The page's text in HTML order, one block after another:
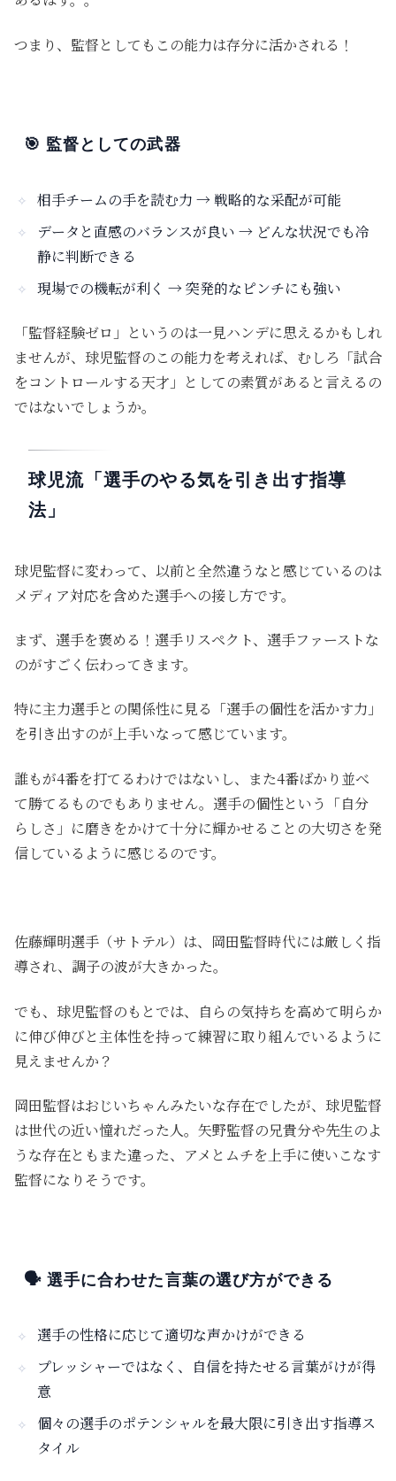
つまり、監督としてもこの能力は存分に活かされる！
🎯 監督としての武器
相手チームの手を読む力 → 戦略的な采配が可能
データと直感のバランスが良い → どんな状況でも冷
静に判断できる
現場での機転が利く → 突発的なピンチにも強い
「監督経験ゼロ」というのは一見ハンデに思えるかもしれ
ませんが、球児監督のこの能力を考えれば、むしろ「試合
をコントロールする天才」としての素質があると言えるの
ではないでしょうか。
球児流「選手のやる気を引き出す指導
法」
球児監督に変わって、以前と全然違うなと感じているのは
メディア対応を含めた選手への接し方です。
まず、選手を褒める！選手リスペクト、選手ファーストな
のがすごく伝わってきます。
特に主力選手との関係性に見る「選手の個性を活かす力」
を引き出すのが上手いなって感じています。
誰もが4番を打てるわけではないし、また4番ばかり並べ
て勝てるものでもありません。選手の個性という「自分
らしさ」に磨きをかけて十分に輝かせることの大切さを発
信しているように感じるのです。
佐藤輝明選手（サトテル）は、岡田監督時代には厳しく指
導され、調子の波が大きかった。
でも、球児監督のもとでは、自らの気持ちを高めて明らか
に伸び伸びと主体性を持って練習に取り組んでいるように
見えませんか？
岡田監督はおじいちゃんみたいな存在でしたが、球児監督
は世代の近い憧れだった人。矢野監督の兄貴分や先生のよ
うな存在ともまた違った、アメとムチを上手に使いこなす
監督になりそうです。
🗣️ 選手に合わせた言葉の選び方ができる
選手の性格に応じて適切な声かけができる
プレッシャーではなく、自信を持たせる言葉がけが得
意
個々の選手のポテンシャルを最大限に引き出す指導ス
タイル